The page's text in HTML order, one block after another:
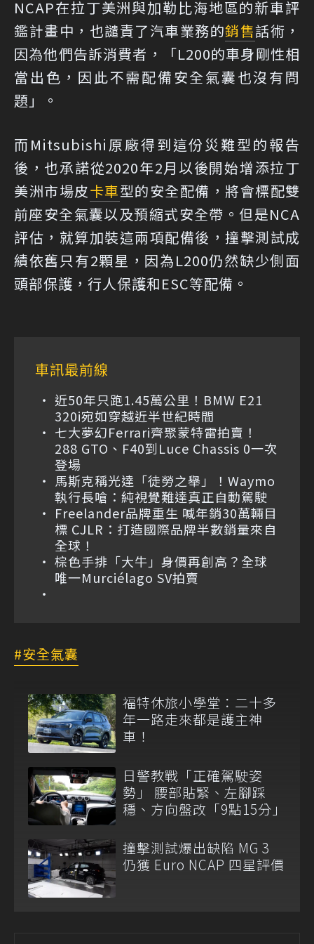
NCAP在拉丁美洲與加勒比海地區的新車評
鑑計畫中，也譴責了汽車業務的銷售話術，
因為他們告訴消費者，「L200的車身剛性相
當出色，因此不需配備安全氣囊也沒有問
題」。
而Mitsubishi原廠得到這份災難型的報告
後，也承諾從2020年2月以後開始增添拉丁
美洲市場皮卡車型的安全配備，將會標配雙
前座安全氣囊以及預縮式安全帶。但是NCA
評估，就算加裝這兩項配備後，撞擊測試成
績依舊只有2顆星，因為L200仍然缺少側面
頭部保護，行人保護和ESC等配備。
車訊最前線
近50年只跑1.45萬公里！BMW E21
320i宛如穿越近半世紀時間
七大夢幻Ferrari齊聚蒙特雷拍賣！
288 GTO、F40到Luce Chassis 0一次
登場
馬斯克稱光達「徒勞之舉」！Waymo
執行長嗆：純視覺難達真正自動駕駛
Freelander品牌重生 喊年銷30萬輛目
標 CJLR：打造國際品牌半數銷量來自
全球！
棕色手排「大牛」身價再創高？全球
唯一Murciélago SV拍賣
安全氣囊
福特休旅小學堂：二十多
年一路走來都是護主神
車！
日警教戰「正確駕駛姿
勢」 腰部貼緊、左腳踩
穩、方向盤改「9點15分」
撞擊測試爆出缺陷 MG 3
仍獲 Euro NCAP 四星評價